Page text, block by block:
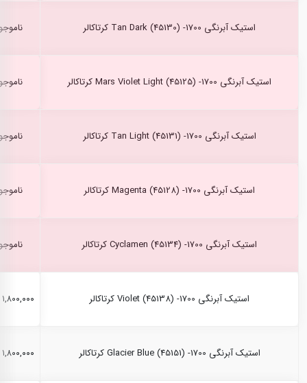
استیک آبرنگی Tan Dark (45130) -1700 کرتاکالر
استیک آبرنگی Mars Violet Light (45125) -1700 کرتاکالر
استیک آبرنگی Tan Light (45131) -1700 کرتاکالر
استیک آبرنگی Magenta (45128) -1700 کرتاکالر
استیک آبرنگی Cyclamen (45134) -1700 کرتاکالر
استیک آبرنگی Violet (45138) -1700 کرتاکالر ۱,۸۰۰,۰۰۰ ریال
استیک آبرنگی Glacier Blue (45151) -1700 کرتاکالر ۱,۸۰۰,۰۰۰ ریال